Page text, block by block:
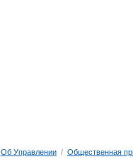
Об Управлении/ Общественная